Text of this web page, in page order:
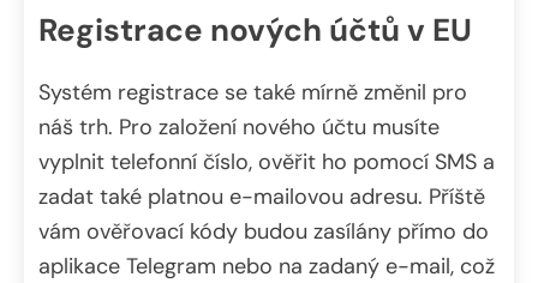
Registrace nových účtů v EU
Systém registrace se také mírně změnil pro
náš trh. Pro založení nového účtu musíte
vyplnit telefonní číslo, ověřit ho pomocí SMS a
zadat také platnou e-mailovou adresu. Příště
vám ověřovací kódy budou zasílány přímo do
aplikace Telegram nebo na zadaný e-mail, což